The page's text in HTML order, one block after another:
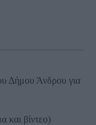
Δήμου Άνδρου για
και βίντεο)